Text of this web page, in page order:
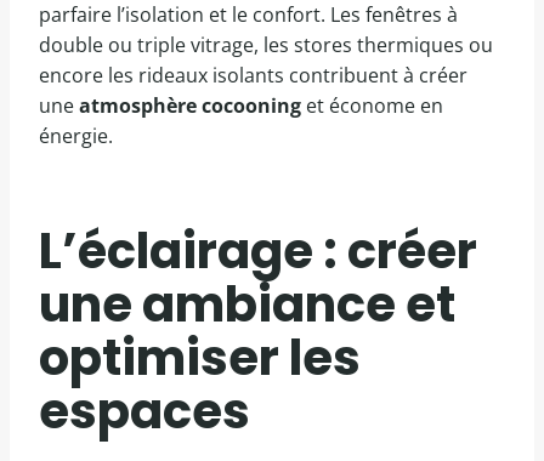
parfaire l’isolation et le confort. Les fenêtres à
double ou triple vitrage, les stores thermiques ou
encore les rideaux isolants contribuent à créer
uneatmosphère cocooning et économe en
énergie.
L’éclairage : créer
une ambiance et
optimiser les
espaces